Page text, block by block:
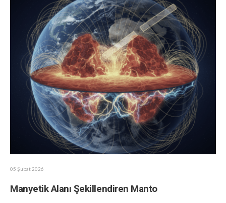
05 Şubat 2026
Manyetik Alanı Şekillendiren Manto